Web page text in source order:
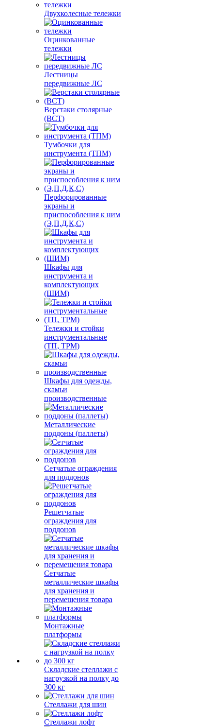
Двухколесные тележки
Оцинкованные
тележки
Лестницы
передвижные ЛС
Верстаки столярные
(ВСТ)
Тумбочки для
инструмента (ТПМ)
Перфорированные
экраны и
приспособления к ним
(Э,П,Д,К,С)
Шкафы для
инструмента и
комплектующих
(ШИМ)
Тележки и стойки
инструментальные
(ТП, ТРМ)
Шкафы для одежды,
скамьи
производственные
Металлические
поддоны (паллеты)
Сетчатые ограждения
для поддонов
Решетчатые
ограждения для
поддонов
Сетчатые
металлические шкафы
для хранения и
перемещения товара
Монтажные
платформы
Складские стеллажи с
нагрузкой на полку до
300 кг
Стеллажи для шин
Стеллажи лофт